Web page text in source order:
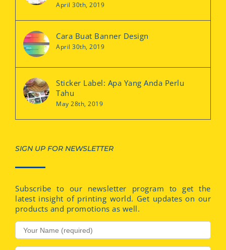
April 30th, 2019
Cara Buat Banner Design
April 30th, 2019
Sticker Label: Apa Yang Anda Perlu
Tahu
May 28th, 2019
SIGN UP FOR NEWSLETTER
Subscribe to our newsletter program to get the
latest insight of printing world. Get updates on our
products and promotions as well.